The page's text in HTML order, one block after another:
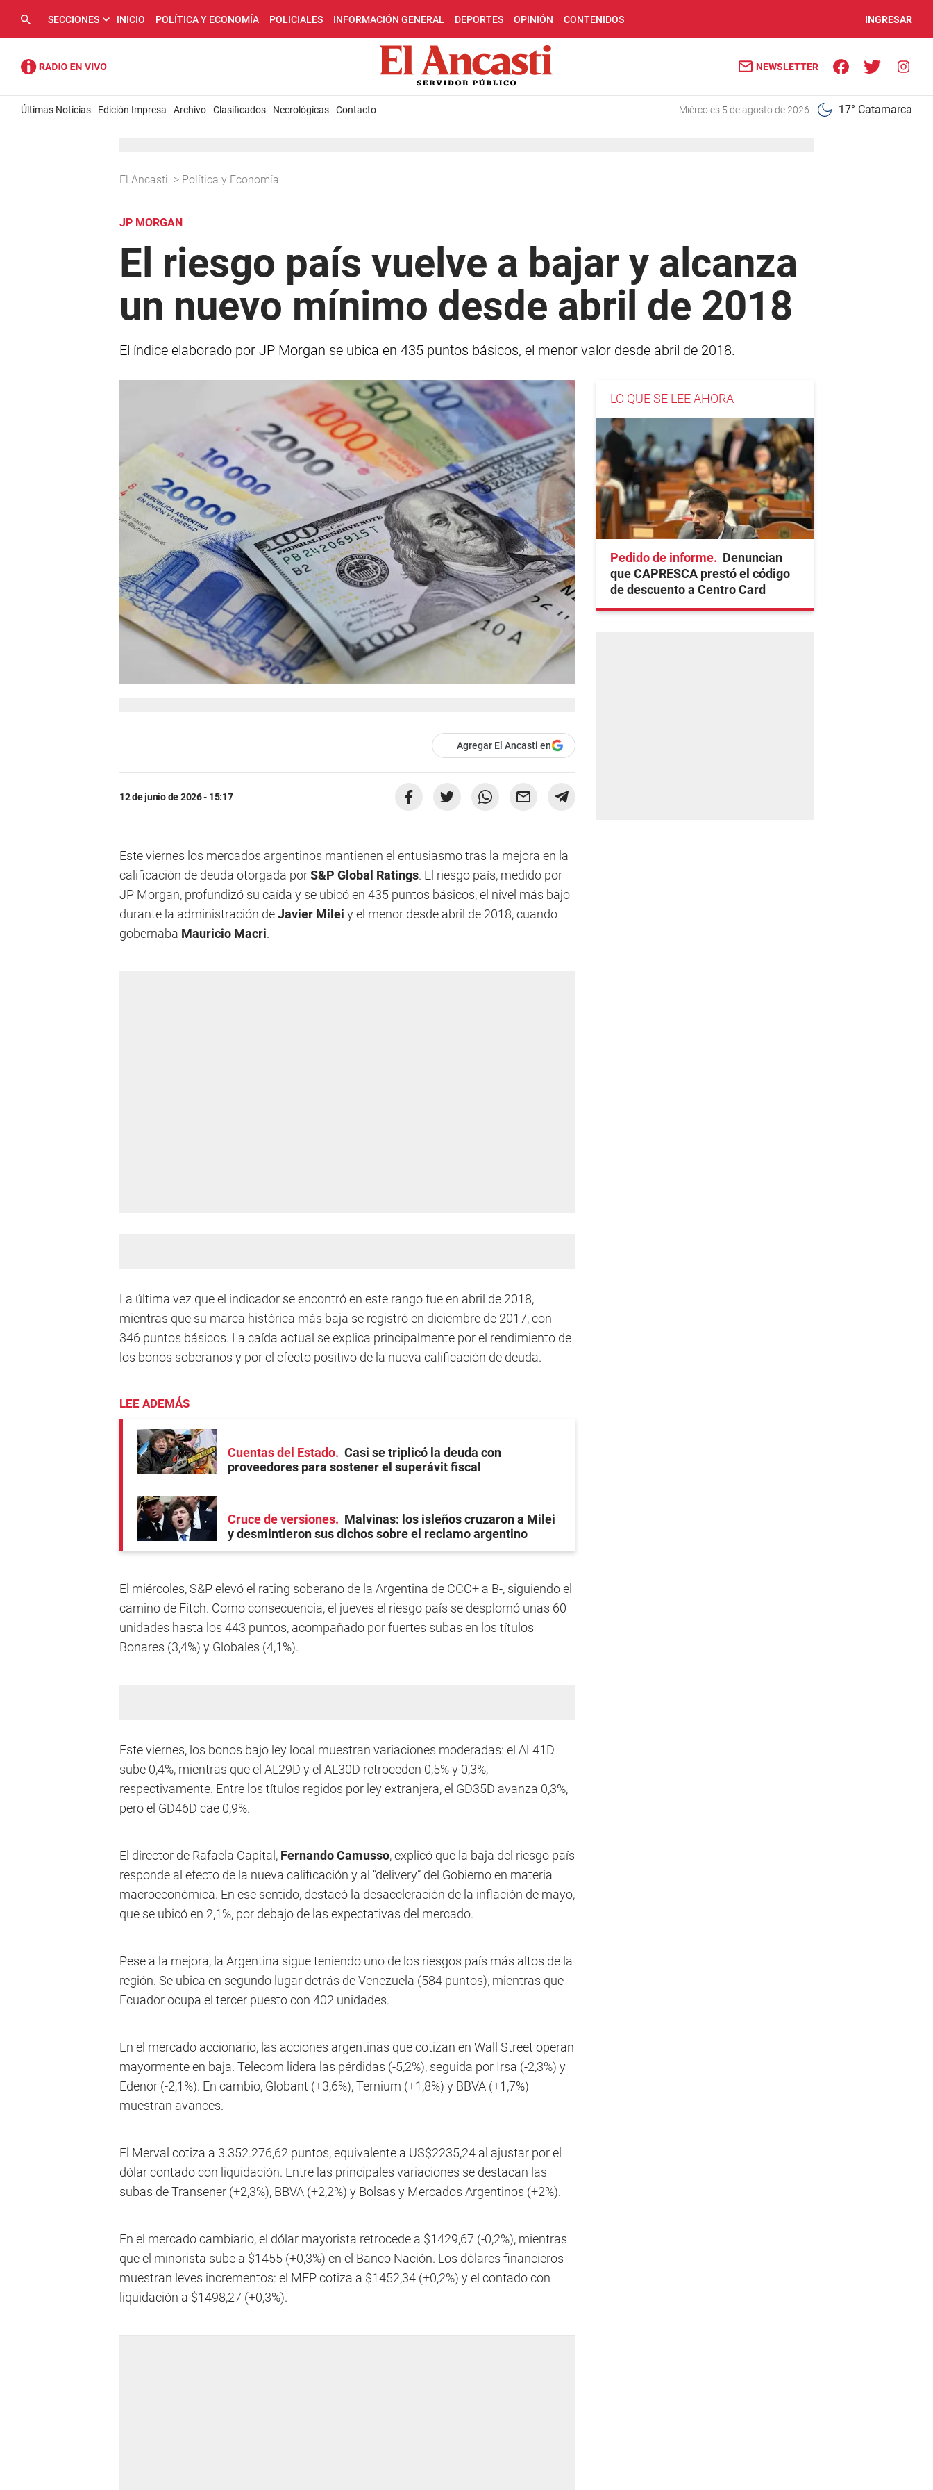
SECCIONES INICIO POLÍTICA Y ECONOMÍA POLICIALES INFORMACIÓN GENERAL DEPORTES OPINIÓN CONTENIDOS INGRESAR
NEWSLETTER
Últimas Noticias Edición Impresa Archivo Clasificados Necrológicas Contacto miércoles 5 de agosto de 2026 17° Catamarca
El Ancasti > Política y Economía
JP MORGAN
El riesgo país vuelve a bajar y alcanza
un nuevo mínimo desde abril de 2018
El índice elaborado por JP Morgan se ubica en 435 puntos básicos, el menor valor desde abril de 2018.
Agregar El Ancasti en
12 de junio de 2026 - 15:17
Este viernes los mercados argentinos mantienen el entusiasmo tras la mejora en la
calificación de deuda otorgada porS&P Global Ratings. El riesgo país, medido por
JP Morgan, profundizó su caída y se ubicó en 435 puntos básicos, el nivel más bajo
durante la administración deJavier Milei y el menor desde abril de 2018, cuando
gobernaba Mauricio Macri.
La última vez que el indicador se encontró en este rango fue en abril de 2018,
mientras que su marca histórica más baja se registró en diciembre de 2017, con
346 puntos básicos. La caída actual se explica principalmente por el rendimiento de
los bonos soberanos y por el efecto positivo de la nueva calificación de deuda.
LEE ADEMÁS
Cuentas del Estado
Casi se triplicó la deuda con
proveedores para sostener el superávit fiscal
Cruce de versiones
Malvinas: los isleños cruzaron a Milei
y desmintieron sus dichos sobre el reclamo argentino
El miércoles, S&P elevó el rating soberano de la Argentina de CCC+ a B-, siguiendo el
camino de Fitch. Como consecuencia, el jueves el riesgo país se desplomó unas 60
unidades hasta los 443 puntos, acompañado por fuertes subas en los títulos
Bonares (3,4%) y Globales (4,1%).
Este viernes, los bonos bajo ley local muestran variaciones moderadas: el AL41D
sube 0,4%, mientras que el AL29D y el AL30D retroceden 0,5% y 0,3%,
respectivamente. Entre los títulos regidos por ley extranjera, el GD35D avanza 0,3%,
pero el GD46D cae 0,9%.
El director de Rafaela Capital, Fernando Camusso, explicó que la baja del riesgo país
responde al efecto de la nueva calificación y al “delivery” del Gobierno en materia
macroeconómica. En ese sentido, destacó la desaceleración de la inflación de mayo,
que se ubicó en 2,1%, por debajo de las expectativas del mercado.
Pese a la mejora, la Argentina sigue teniendo uno de los riesgos país más altos de la
región. Se ubica en segundo lugar detrás de Venezuela (584 puntos), mientras que
Ecuador ocupa el tercer puesto con 402 unidades.
En el mercado accionario, las acciones argentinas que cotizan en Wall Street operan
mayormente en baja. Telecom lidera las pérdidas (-5,2%), seguida por Irsa (-2,3%) y
Edenor (-2,1%). En cambio, Globant (+3,6%), Ternium (+1,8%) y BBVA (+1,7%)
muestran avances.
El Merval cotiza a 3.352.276,62 puntos, equivalente a US$2235,24 al ajustar por el
dólar contado con liquidación. Entre las principales variaciones se destacan las
subas de Transener (+2,3%), BBVA (+2,2%) y Bolsas y Mercados Argentinos (+2%).
En el mercado cambiario, el dólar mayorista retrocede a $1429,67 (-0,2%), mientras
que el minorista sube a $1455 (+0,3%) en el Banco Nación. Los dólares financieros
muestran leves incrementos: el MEP cotiza a $1452,34 (+0,2%) y el contado con
liquidación a $1498,27 (+0,3%).
LO QUE SE LEE AHORA
Pedido de informe
Denuncian
que CAPRESCA prestó el código
de descuento a Centro Card